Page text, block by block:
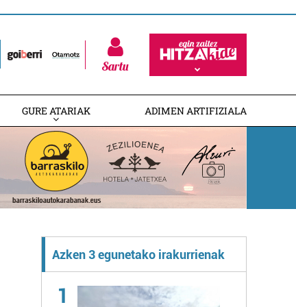
Sartu
GURE ATARIAK ADIMEN ARTIFIZIALA
Azken 3 egunetako irakurrienak
1